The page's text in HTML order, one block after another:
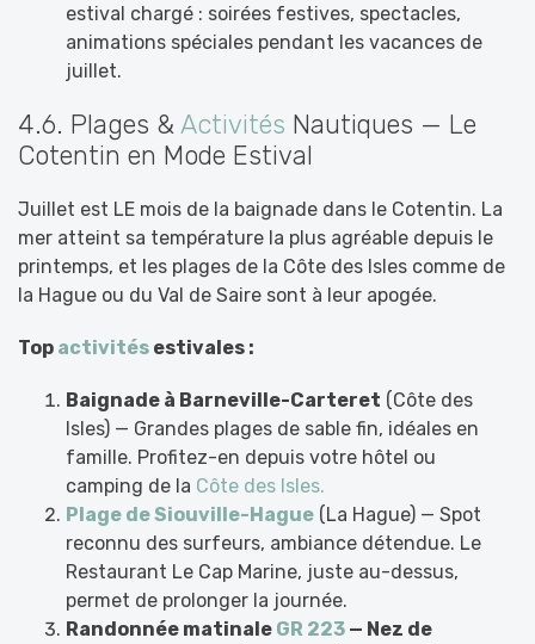
estival chargé : soirées festives, spectacles,
animations spéciales pendant les vacances de
juillet.
4.6. Plages &Activités Nautiques — Le
Cotentin en Mode Estival
Juillet est LE mois de la baignade dans le Cotentin. La
mer atteint sa température la plus agréable depuis le
printemps, et les plages de la Côte des Isles comme de
la Hague ou du Val de Saire sont à leur apogée.
Top activités estivales :
Baignade à Barneville-Carteret (Côte des
Isles) — Grandes plages de sable fin, idéales en
famille. Profitez-en depuis votre hôtel ou
camping de la Côte des Isles.
Plage de Siouville-Hague (La Hague) — Spot
reconnu des surfeurs, ambiance détendue. Le
Restaurant Le Cap Marine, juste au-dessus,
permet de prolonger la journée.
Randonnée matinale GR 223 — Nez de